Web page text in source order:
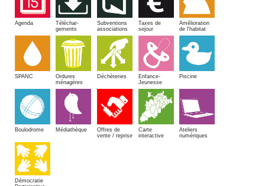
Agenda
Téléchar-
gements
Subventions
associations
Taxes de
sejour
Amélioration
de l'habitat
SPANC
Ordures
ménagères
Déchèteries
Enfance-
Jeunesse
Piscine
Boulodrome Médiathèque
Offres de
vente / reprise
Carte
interactive
Ateliers
numériques
Démocratie